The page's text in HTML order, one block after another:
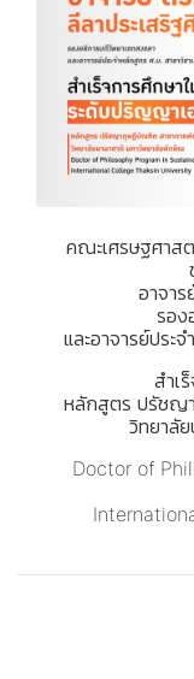
คณะเศรษฐศาส
อาจา
รอง
และอาจารย์ประ
สำเ
หลักสูตร ปรัชญ
วิทยาลั
Doctor of